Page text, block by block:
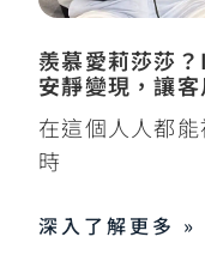
羨慕愛莉莎莎
安靜變現，讓
在這個人人都
時
深入了解更多 »